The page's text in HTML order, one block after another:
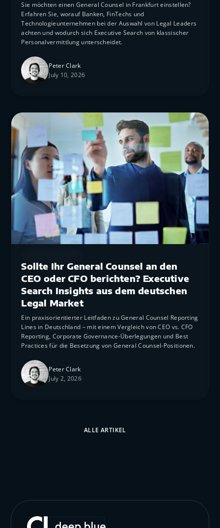
Sie möchten einen General Counsel in Frankfurt einstellen?
Erfahren Sie, worauf Banken, FinTechs und
Technologieunternehmen bei der Auswahl von Legal Leaders
achten und wodurch sich Executive Search von klassischer
Personalvermittlung unterscheidet.
Peter Clark
July 10, 2026
Sollte Ihr General Counsel an den
CEO oder CFO berichten? Executive
Search Insights aus dem deutschen
Legal Market
Ein praxisorientierter Leitfaden zu General Counsel Reporting
Lines in Deutschland – mit einem Vergleich von CEO vs. CFO
Reporting, Corporate Governance-Überlegungen und Best
Practices für die Besetzung von General Counsel-Positionen.
Peter Clark
July 2, 2026
ALLE ARTIKEL